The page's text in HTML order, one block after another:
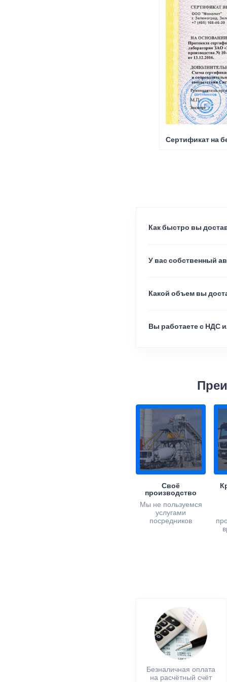
Сертификат на
Как быстро вы
У вас собственный
Какой объем вы
Вы работаете с НДС
Своё
производство
Мы не пользуемся
услугами
посредников
Безналичная оплата
на расчётный счёт